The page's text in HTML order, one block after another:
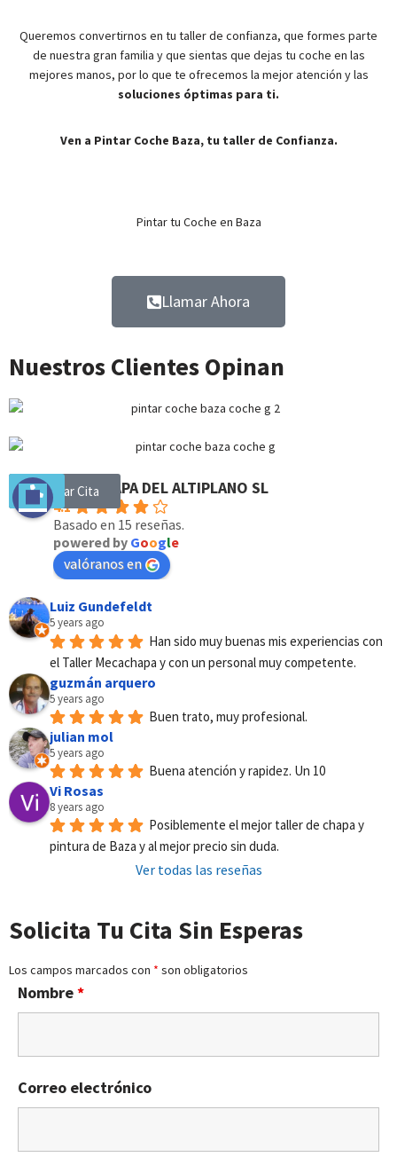
Queremos convertirnos en tu taller de confianza, que formes parte
de nuestra gran familia y que sientas que dejas tu coche en las
mejores manos, por lo que te ofrecemos la mejor atención y las
soluciones óptimas para ti.
Ven a Pintar Coche Baza, tu taller de Confianza.
Pintar tu Coche en Baza
Llamar Ahora
Nuestros Clientes Opinan
MECACHAPA DEL ALTIPLANO SL
4.1
Basado en 15 reseñas.
powered by Google
valóranos en
Luiz Gundefeldt
5 years ago
Han sido muy buenas mis experiencias con
el Taller Mecachapa y con un personal muy competente.
guzmán arquero
5 years ago
Buen trato, muy profesional.
julian mol
5 years ago
Buena atención y rapidez. Un 10
Vi Rosas
8 years ago
Posiblemente el mejor taller de chapa y
pintura de Baza y al mejor precio sin duda.
Ver todas las reseñas
Solicitar Cita
Solicita Tu Cita Sin Esperas
Los campos marcados con * son obligatorios
Nombre*
Correo electrónico